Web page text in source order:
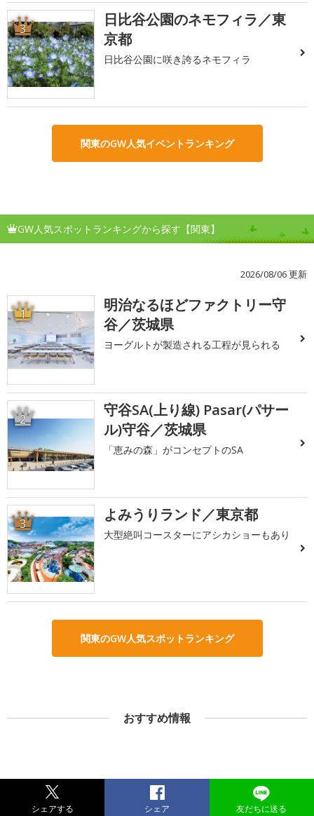
3
日比谷公園のネモフィラ／東
京都
日比谷公園に咲き誇るネモフィラ
関東のGW人気イベントランキング
GW人気スポットランキングから探す【関東】
2026/08/06 更新
1
明治なるほどファクトリー守
谷／茨城県
ヨーグルトが製造される工程が見られる
2
守谷SA(上り線) Pasar(パサー
ル)守谷／茨城県
「恵みの森」がコンセプトのSA
3 よみうりランド／東京都
大型絶叫コースターにアシカショーもあり
関東のGW人気スポットランキング
おすすめ情報
シェアする シェア 友だちに送る